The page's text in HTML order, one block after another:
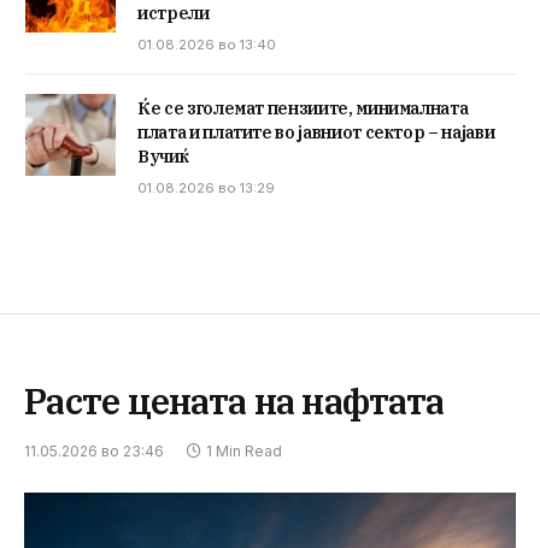
истрели
01.08.2026 во 13:40
Ќе се зголемат пензиите, минималната
плата и платите во јавниот сектор – најави
Вучиќ
01.08.2026 во 13:29
Расте цената на нафтата
11.05.2026 во 23:46 1 Min Read